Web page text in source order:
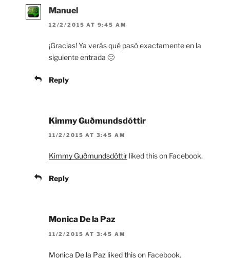
Manuel
12/2/2015 AT 9:45 AM
¡Gracias! Ya verás qué pasó exactamente en la
siguiente entrada 🙂
Reply
Kimmy Guðmundsdóttir
11/2/2015 AT 3:45 AM
Kimmy Guðmundsdóttir liked this on Facebook.
Reply
Monica De la Paz
11/2/2015 AT 3:45 AM
Monica De la Paz liked this on Facebook.